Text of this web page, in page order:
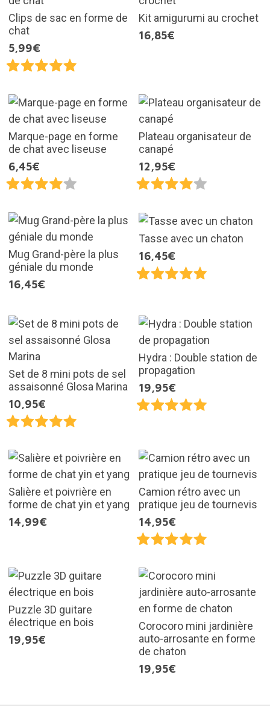
Clips de sac en forme de
chat
5,99€
Kit amigurumi au crochet
16,85€
Marque-page en forme
de chat avec liseuse
6,45€
Plateau organisateur de
canapé
12,95€
Mug Grand-père la plus
géniale du monde
16,45€
Tasse avec un chaton
16,45€
Set de 8 mini pots de sel
assaisonné Glosa Marina
10,95€
Hydra : Double station de
propagation
19,95€
Salière et poivrière en
forme de chat yin et yang
14,99€
Camion rétro avec un
pratique jeu de tournevis
14,95€
Puzzle 3D guitare
électrique en bois
19,95€
Corocoro mini jardinière
auto-arrosante en forme
de chaton
19,95€